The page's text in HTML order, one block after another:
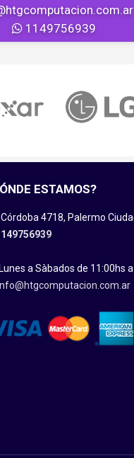
1149756939
ESTAMOS?
4718, Palermo
a Sàbados de 11:00hs